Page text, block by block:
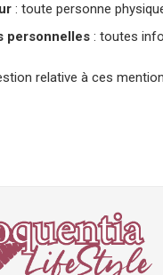
: toute personne
personnelles : toutes
relative à ces